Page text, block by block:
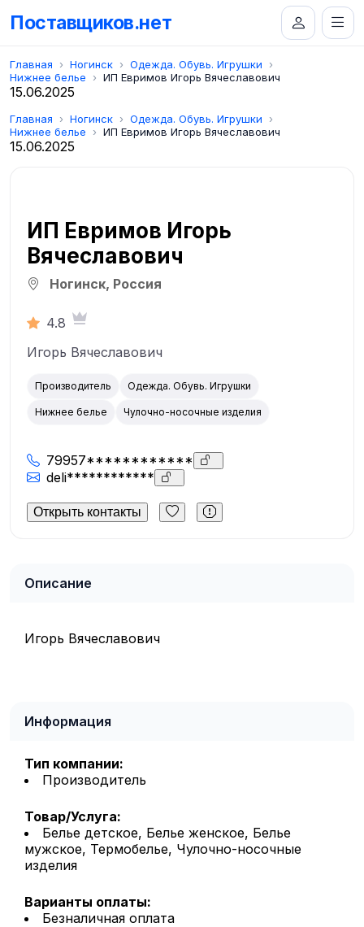
Поставщиков.нет
Главная Ногинск
Одежда. Обувь. Игрушки
Нижнее белье
ИП Евримов Игорь Вячеславович
15.06.2025
Главная Ногинск
Одежда. Обувь. Игрушки
Нижнее белье
ИП Евримов Игорь Вячеславович
15.06.2025
ИП Евримов Игорь
Вячеславович
Ногинск, Россия
4.8
Игорь Вячеславович
Производитель Одежда. Обувь. Игрушки
Нижнее белье Чулочно-носочные изделия
79957************
deli************
Открыть контакты
Описание
Игорь Вячеславович
Информация
Тип компании:
Производитель
Товар/Услуга:
Белье детское, Белье женское, Белье
мужское, Термобелье, Чулочно-носочные
изделия
Варианты оплаты:
Безналичная оплата